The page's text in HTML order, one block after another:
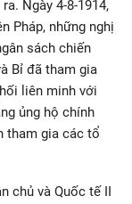
Ngày 4-8-1914,
Pháp, những nghị
sách chiến
Bỉ đã tham gia
liên minh với
ủng hộ chính
tham gia các tổ
chủ và Quốc tế II